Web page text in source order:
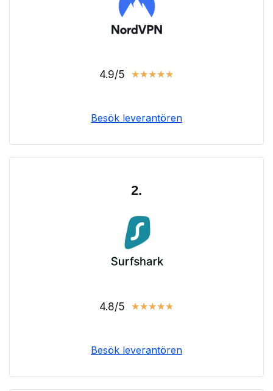
4.9/5 ★★★★★
Besök leverantören
2.
4.8/5 ★★★★★
Besök leverantören